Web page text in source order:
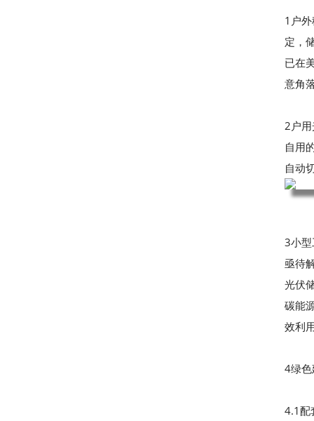
1户
定，
已在
意角
2户
自用
自动
3小
亟待
光伏
碳能
效利
4绿
4.1配